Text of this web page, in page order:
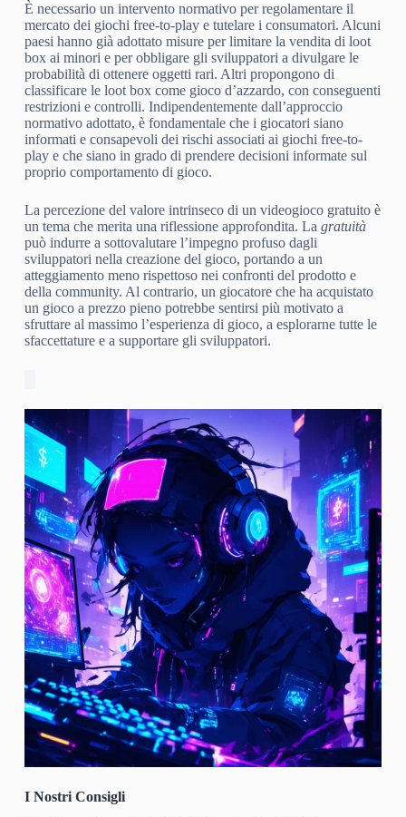
È necessario un intervento normativo per regolamentare il
mercato dei giochi free-to-play e tutelare i consumatori. Alcuni
paesi hanno già adottato misure per limitare la vendita di loot
box ai minori e per obbligare gli sviluppatori a divulgare le
probabilità di ottenere oggetti rari. Altri propongono di
classificare le loot box come gioco d’azzardo, con conseguenti
restrizioni e controlli. Indipendentemente dall’approccio
normativo adottato, è fondamentale che i giocatori siano
informati e consapevoli dei rischi associati ai giochi free-to-
play e che siano in grado di prendere decisioni informate sul
proprio comportamento di gioco.
La percezione del valore intrinseco di un videogioco gratuito è
un tema che merita una riflessione approfondita. La gratuità
può indurre a sottovalutare l’impegno profuso dagli
sviluppatori nella creazione del gioco, portando a un
atteggiamento meno rispettoso nei confronti del prodotto e
della community. Al contrario, un giocatore che ha acquistato
un gioco a prezzo pieno potrebbe sentirsi più motivato a
sfruttare al massimo l’esperienza di gioco, a esplorarne tutte le
sfaccettature e a supportare gli sviluppatori.
I Nostri Consigli